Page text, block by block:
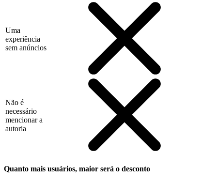
Uma
experiência
sem anúncios
Não é
necessário
mencionar a
autoria
Quanto mais usuários, maior será o desconto